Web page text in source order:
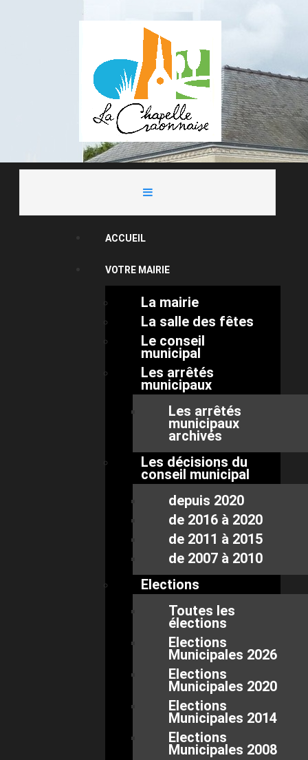
ACCUEIL
VOTRE MAIRIE
La mairie
La salle des fêtes
Le conseil
municipal
Les arrêtés
municipaux
Les arrêtés
municipaux
archivés
Les décisions du
conseil municipal
depuis 2020
de 2016 à 2020
de 2011 à 2015
de 2007 à 2010
Elections
Toutes les
élections
Elections
Municipales 2026
Elections
Municipales 2020
Elections
Municipales 2014
Elections
Municipales 2008